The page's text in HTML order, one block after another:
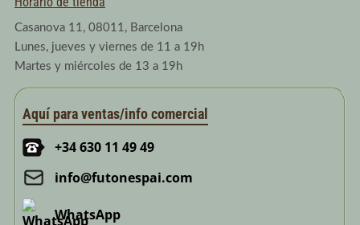
Casanova 11, 08011, Barcelona
Lunes, jueves y viernes de 11 a 19h
Martes y miércoles de 13 a 19h
Aquí para ventas/info comercial
+34 630 11 49 49
info@futonespai.com
WhatsApp